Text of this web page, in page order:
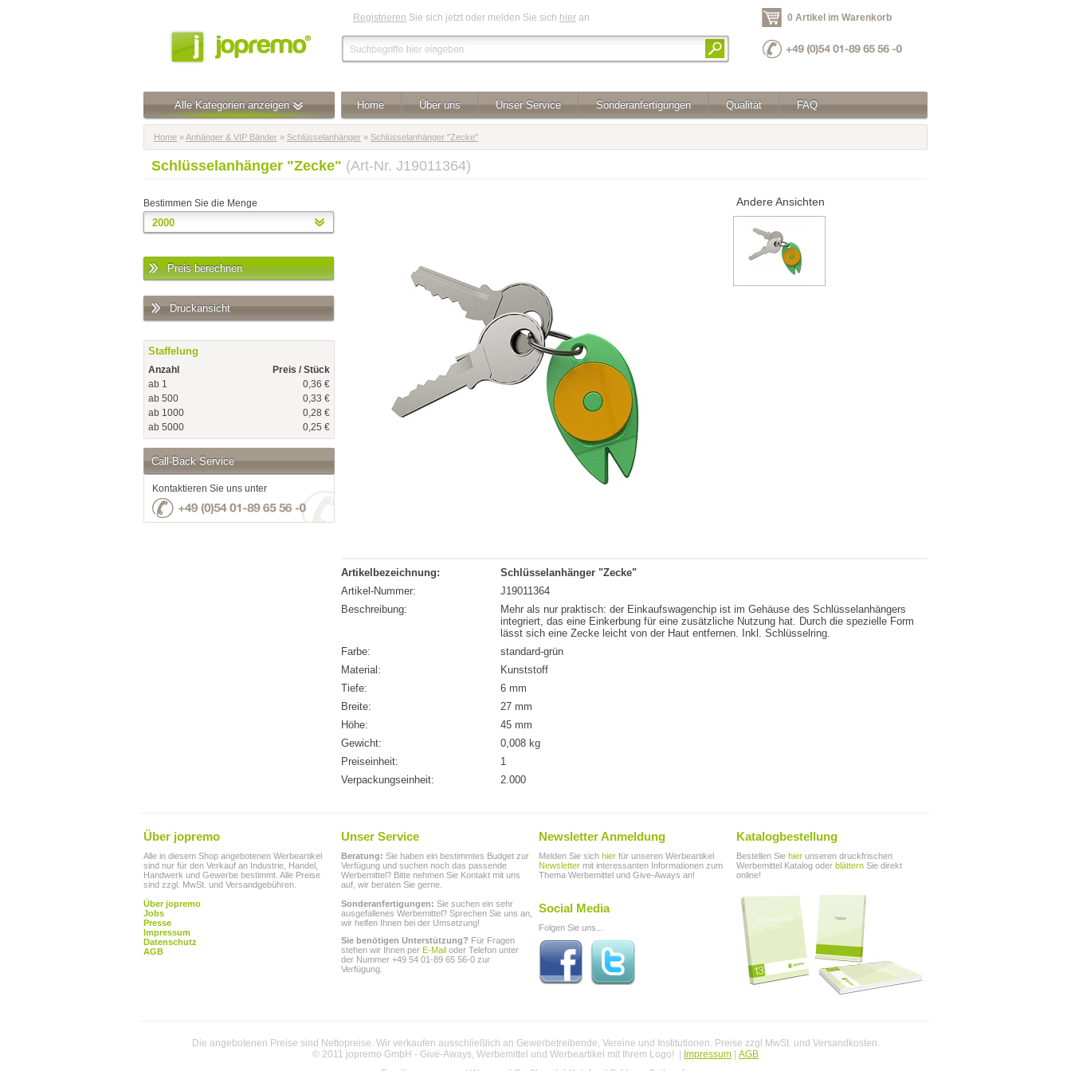
Registrieren Sie sich jetzt oder melden Sie sich hier an 0 Artikel im Warenkorb
Alle Kategorien anzeigen Home Über uns Unser Service Sonderanfertigungen Qualität FAQ
Home »Anhänger & VIP Bänder » Schlüsselanhänger » Schlüsselanhänger "Zecke"
Schlüsselanhänger "Zecke" (Art-Nr. J19011364)
Bestimmen Sie die Menge
Preis berechnen
Druckansicht
Staffelung
Anzahl
Preis / Stück
ab 1
0,36 €
ab 500
0,33 €
ab 1000
0,28 €
ab 5000
0,25 €
Call-Back Service
Kontaktieren Sie uns unter
Andere Ansichten
Artikelbezeichnung:
Schlüsselanhänger "Zecke"
Artikel-Nummer:
J19011364
Beschreibung:
Mehr als nur praktisch: der Einkaufswagenchip ist im Gehäuse des Schlüsselanhängers
integriert, das eine Einkerbung für eine zusätzliche Nutzung hat. Durch die spezielle Form
lässt sich eine Zecke leicht von der Haut entfernen. Inkl. Schlüsselring.
Farbe:
standard-grün
Material:
Kunststoff
Tiefe:
6 mm
Breite:
27 mm
Höhe:
45 mm
Gewicht:
0,008 kg
Preiseinheit:
1
Verpackungseinheit:
2.000
Über jopremo
Alle in diesem Shop angebotenen Werbeartikel
sind nur für den Verkauf an Industrie, Handel,
Handwerk und Gewerbe bestimmt. Alle Preise
sind zzgl. MwSt. und Versandgebühren.
Über jopremo
Jobs
Presse
Impressum
Datenschutz
AGB
Unser Service
Beratung: Sie haben ein bestimmtes Budget zur
Verfügung und suchen noch das passende
Werbemittel? Bitte nehmen Sie Kontakt mit uns
auf, wir beraten Sie gerne.
Sonderanfertigungen: Sie suchen ein sehr
ausgefallenes Werbemittel? Sprechen Sie uns an,
wir helfen Ihnen bei der Umsetzung!
Sie benötigen Unterstützung? Für Fragen
stehen wir Ihnen per E-Mail oder Telefon unter
der Nummer +49 54 01-89 65 56-0 zur
Verfügung.
Newsletter Anmeldung
Melden Sie sich hier für unseren Werbeartikel
Newsletter mit interessanten Informationen zum
Thema Werbemittel und Give-Aways an!
Social Media
Folgen Sie uns...
Katalogbestellung
Bestellen Sie hier unseren druckfrischen
Werbemittel Katalog oder blättern Sie direkt
online!
Die angebotenen Preise sind Nettopreise. Wir verkaufen ausschließlich an Gewerbetreibende, Vereine und Institutionen. Preise zzgl MwSt. und Versandkosten.
© 2011 jopremo GmbH - Give-Aways, Werbemittel und Werbeartikel mit Ihrem Logo! |
Impressum
AGB